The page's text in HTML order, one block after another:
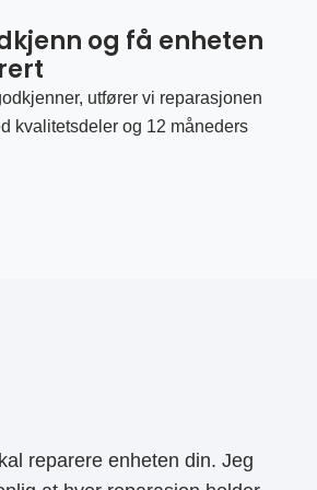
og få enheten
utfører vi reparasjonen
kvalitetsdeler og 12 måneders
reparere enheten din. Jeg